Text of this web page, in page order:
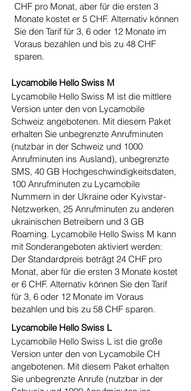
CHF pro Monat, aber für die ersten 3
Monate kostet er 5 CHF. Alternativ können
Sie den Tarif für 3, 6 oder 12 Monate im
Voraus bezahlen und bis zu 48 CHF
sparen.
Lycamobile Hello Swiss M
Lycamobile Hello Swiss M ist die mittlere
Version unter den von Lycamobile
Schweiz angebotenen. Mit diesem Paket
erhalten Sie unbegrenzte Anrufminuten
(nutzbar in der Schweiz und 1000
Anrufminuten ins Ausland), unbegrenzte
SMS, 40 GB Hochgeschwindigkeitsdaten,
100 Anrufminuten zu Lycamobile
Nummern in der Ukraine oder Kyivstar-
Netzwerken, 25 Anrufminuten zu anderen
ukrainischen Betreibern und 3 GB
Roaming. Lycamobile Hello Swiss M kann
mit Sonderangeboten aktiviert werden:
Der Standardpreis beträgt 24 CHF pro
Monat, aber für die ersten 3 Monate kostet
er 6 CHF. Alternativ können Sie den Tarif
für 3, 6 oder 12 Monate im Voraus
bezahlen und bis zu 58 CHF sparen.
Lycamobile Hello Swiss L
Lycamobile Hello Swiss L ist die große
Version unter den von Lycamobile CH
angebotenen. Mit diesem Paket erhalten
Sie unbegrenzte Anrufe (nutzbar in der